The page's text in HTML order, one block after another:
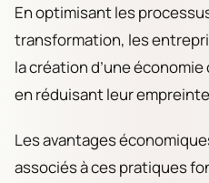
En optimisant les
transformation, les
la création d’une
en réduisant leur
Les avantages
associés à ces pratiques